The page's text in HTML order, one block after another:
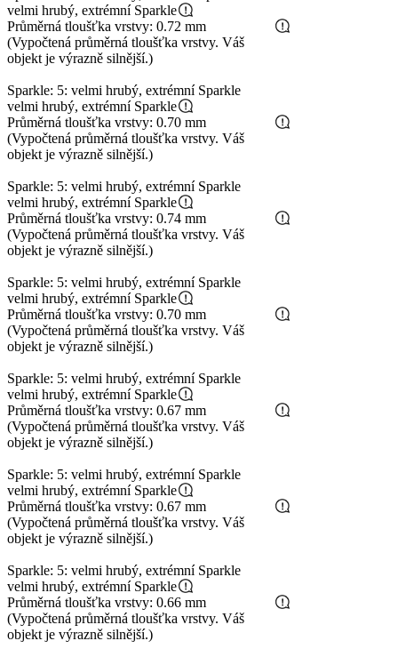
velmi hrubý, extrémní Sparkle
Průměrná tloušťka vrstvy: 0.72 mm
(Vypočtená průměrná tloušťka vrstvy. Váš
objekt je výrazně silnější.)
Sparkle: 5: velmi hrubý, extrémní Sparkle
velmi hrubý, extrémní Sparkle
Průměrná tloušťka vrstvy: 0.70 mm
(Vypočtená průměrná tloušťka vrstvy. Váš
objekt je výrazně silnější.)
Sparkle: 5: velmi hrubý, extrémní Sparkle
velmi hrubý, extrémní Sparkle
Průměrná tloušťka vrstvy: 0.74 mm
(Vypočtená průměrná tloušťka vrstvy. Váš
objekt je výrazně silnější.)
Sparkle: 5: velmi hrubý, extrémní Sparkle
velmi hrubý, extrémní Sparkle
Průměrná tloušťka vrstvy: 0.70 mm
(Vypočtená průměrná tloušťka vrstvy. Váš
objekt je výrazně silnější.)
Sparkle: 5: velmi hrubý, extrémní Sparkle
velmi hrubý, extrémní Sparkle
Průměrná tloušťka vrstvy: 0.67 mm
(Vypočtená průměrná tloušťka vrstvy. Váš
objekt je výrazně silnější.)
Sparkle: 5: velmi hrubý, extrémní Sparkle
velmi hrubý, extrémní Sparkle
Průměrná tloušťka vrstvy: 0.67 mm
(Vypočtená průměrná tloušťka vrstvy. Váš
objekt je výrazně silnější.)
Sparkle: 5: velmi hrubý, extrémní Sparkle
velmi hrubý, extrémní Sparkle
Průměrná tloušťka vrstvy: 0.66 mm
(Vypočtená průměrná tloušťka vrstvy. Váš
objekt je výrazně silnější.)